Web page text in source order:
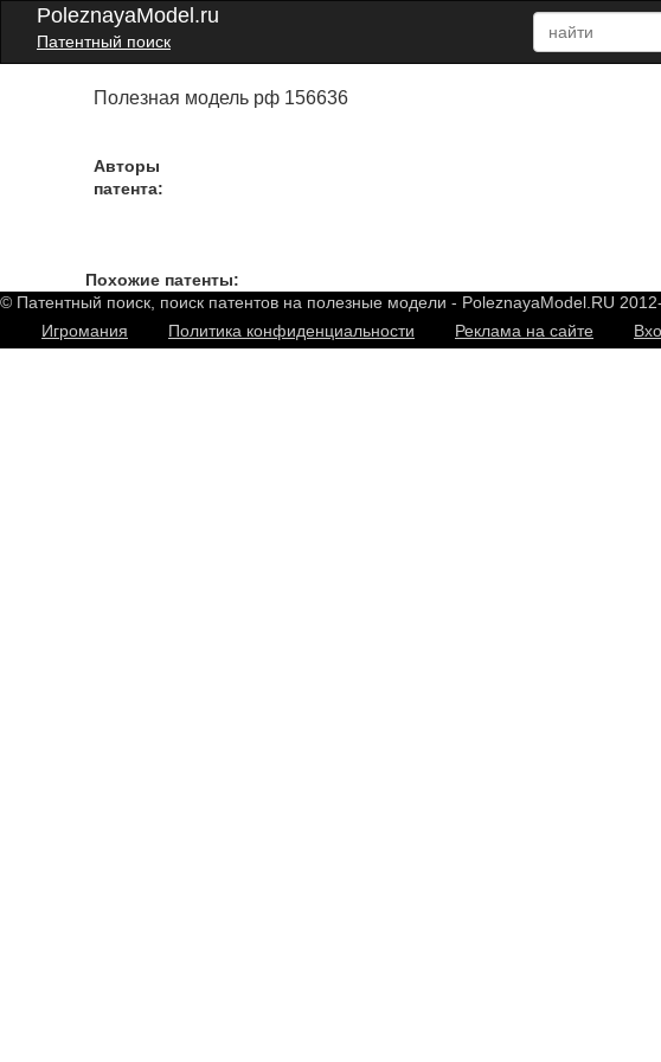
PoleznayaModel.ru
Патентный поиск
Полезная модель рф 156636
Авторы
патента:
Похожие патенты:
© Патентный поиск, поиск патентов на полезные модели - PoleznayaModel.RU
Игромания
Политика конфиденциальности Реклама на сайте